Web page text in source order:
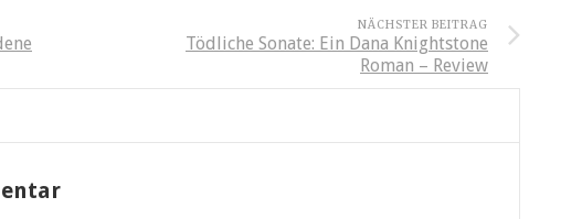
NÄCHSTER BEITRAG
Tödliche Sonate: Ein Dana Knightstone
Roman – Review